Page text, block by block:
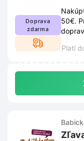
Doprava
zdarma
50€.
Platí